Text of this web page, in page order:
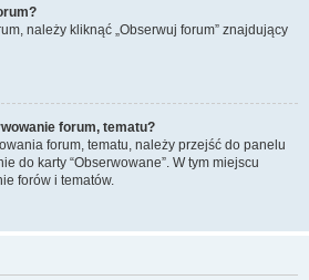
należy kliknąć „Obserwuj forum” znajdujący
forum, tematu?
forum, tematu, należy przejść do panelu
do karty “Obserwowane”. W tym miejscu
forów i tematów.